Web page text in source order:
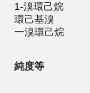
1-溴環己烷
環己基溴
一溴環己烷
純度等